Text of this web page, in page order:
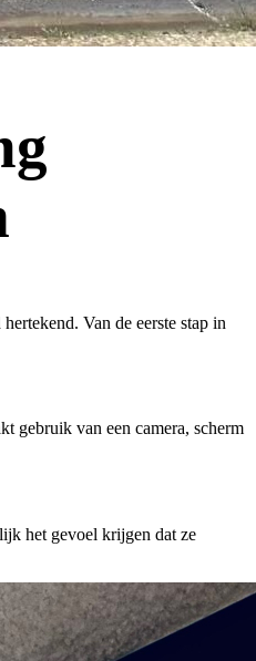
Van de eerste stap in
gebruik van een camera, scherm
het gevoel krijgen dat ze